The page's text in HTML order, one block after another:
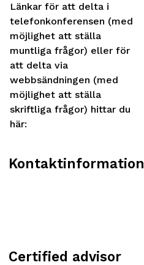
Länkar för att delta i
telefonkonferensen (med
möjlighet att ställa
muntliga frågor) eller för
att delta via
webbsändningen (med
möjlighet att ställa
skriftliga frågor) hittar du
här:
Kontaktinformation
Certified advisor